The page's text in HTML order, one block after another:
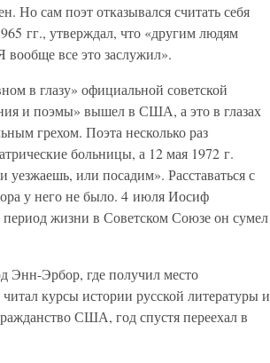
Но сам поэт отказывался считать себя
гг., утверждал, что «другим людям
вообще все это заслужил».
в глазу» официальной советской
и поэмы» вышел в США, а это в глазах
грехом. Поэта несколько раз
больницы, а 12 мая 1972 г.
или посадим». Расставаться с
у него не было. 4 июля Иосиф
жизни в Советском Союзе он сумел
Энн-Эрбор, где получил место
курсы истории русской литературы и
США, год спустя переехал в